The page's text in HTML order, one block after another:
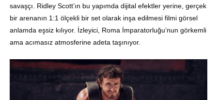
savaşçı. Ridley Scott’ın bu yapımda dijital efektler yerine, gerçek
bir arenanın 1:1 ölçekli bir set olarak inşa edilmesi filmi görsel
anlamda eşsiz kılıyor. İzleyici, Roma İmparatorluğu’nun görkemli
ama acımasız atmosferine adeta taşınıyor.